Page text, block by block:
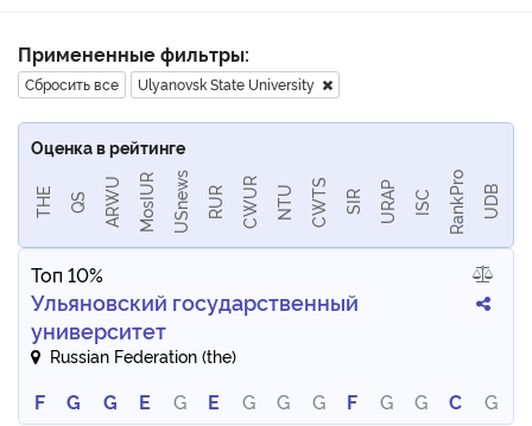
Примененные фильтры:
Сбросить все Ulyanovsk State University
Оценка в рейтинге
THE QS ARWU MosIUR USnews RUR CWUR NTU CWTS SIR URAP ISC RankPro UDB
Топ 10%
Ульяновский государственный
университет
Russian Federation (the)
F G G E G E G G G F G G C G